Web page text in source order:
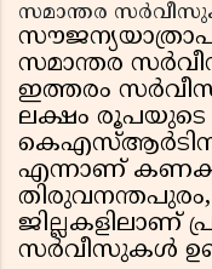
സമാന്തര
സമാന്തര
ഇത്തരം
ലക്ഷം
എന്നാണ്
തിരുവനന്തപുരം,
ജില്ലകളിലാണ്
സർവീസുകൾ